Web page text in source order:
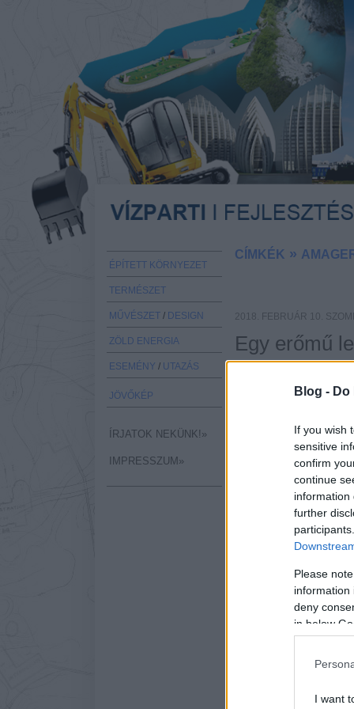
Blog -
If you wish
sensitive
confirm
continue
information
further
Please
information
deny
in below
I want
ÉPÍTETT KÖRNYEZET
TERMÉSZET
MŰVÉSZET / DESIGN
ZÖLD ENERGIA
ESEMÉNY / UTAZÁS
JÖVŐKÉP
ÍRJATOK NEKÜNK!»
IMPRESSZUM»
CÍMKÉK »
2018. FEBRUÁR 10.
Egy erőmű
hangzatos
és amely a világ